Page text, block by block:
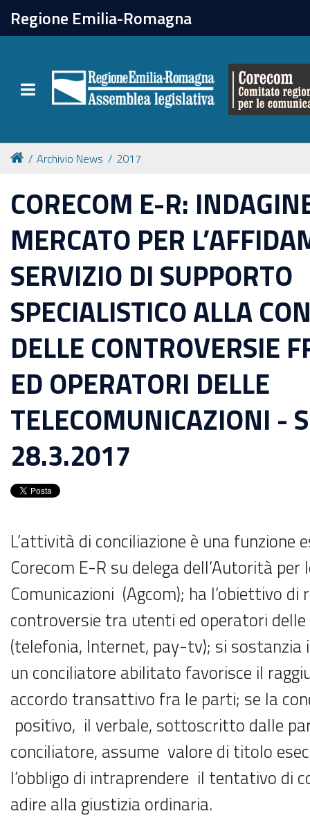
Regione Emilia-Romagna
Toggle navigation
chiudi
Le attività
Archivio News 2017
CORECOM E-R:
MERCATO PER
SERVIZIO DI SUPPORTO
SPECIALISTICO ALLA
DELLE CONTROVERSIE
ED OPERATORI DELLE
TELECOMUNICAZIONI -
28.3.2017
L’attività di conciliazione è una funzione
Corecom E-R su delega dell’Autorità per
Comunicazioni (Agcom); ha l’obiettivo di
controversie tra utenti ed operatori
(telefonia, Internet, pay-tv); si sostanzia
un conciliatore abilitato favorisce il
accordo transattivo fra le parti; se la
positivo, il verbale, sottoscritto dalle
conciliatore, assume valore di titolo
l’obbligo di intraprendere il tentativo di
adire alla giustizia ordinaria.